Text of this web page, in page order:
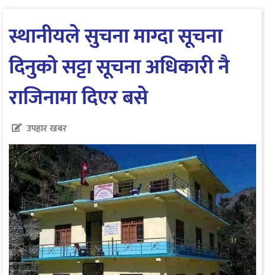
स्थानीयले सुचना माग्दा सूचना
दिनुको सट्टा सूचना अधिकारी नै
राजिनामा दिएर बसे
उपहार खबर